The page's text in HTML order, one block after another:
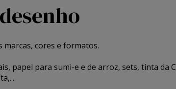
cores e formatos.
papel para sumi-e e de arroz, sets, tinta da